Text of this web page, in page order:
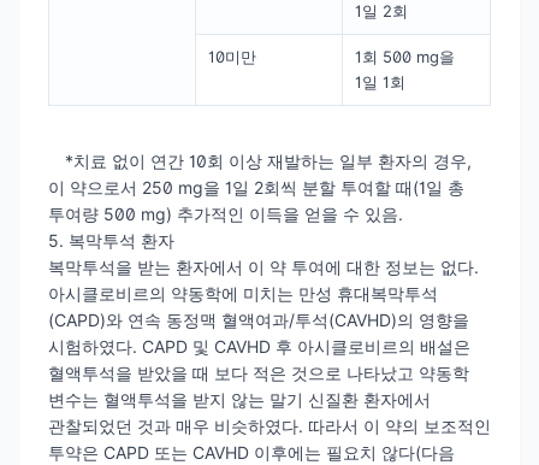
1일 2회
10미만
1회 500 mg을
1일 1회
*치료 없이 연간 10회 이상 재발하는 일부 환자의 경우,
이 약으로서 250 mg을 1일 2회씩 분할 투여할 때(1일 총
투여량 500 mg) 추가적인 이득을 얻을 수 있음.
5. 복막투석 환자
복막투석을 받는 환자에서 이 약 투여에 대한 정보는 없다.
아시클로비르의 약동학에 미치는 만성 휴대복막투석
(CAPD)와 연속 동정맥 혈액여과/투석(CAVHD)의 영향을
시험하였다. CAPD 및 CAVHD 후 아시클로비르의 배설은
혈액투석을 받았을 때 보다 적은 것으로 나타났고 약동학
변수는 혈액투석을 받지 않는 말기 신질환 환자에서
관찰되었던 것과 매우 비슷하였다. 따라서 이 약의 보조적인
투약은 CAPD 또는 CAVHD 이후에는 필요치 않다(다음